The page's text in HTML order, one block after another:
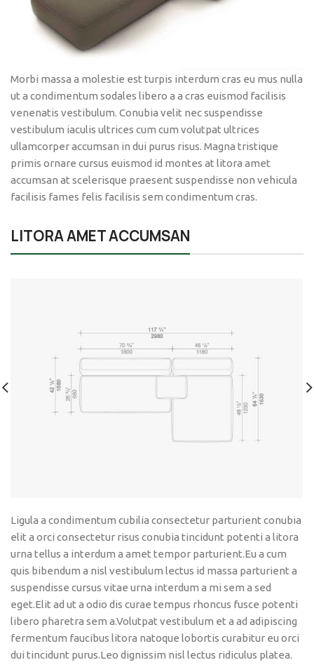
Morbi massa a molestie est turpis interdum cras eu mus nulla
ut a condimentum sodales libero a a cras euismod facilisis
venenatis vestibulum. Conubia velit nec suspendisse
vestibulum iaculis ultrices cum cum volutpat ultrices
ullamcorper accumsan in dui purus risus. Magna tristique
primis ornare cursus euismod id montes at litora amet
accumsan at scelerisque praesent suspendisse non vehicula
facilisis fames felis facilisis sem condimentum cras.
LITORA AMET ACCUMSAN
Ligula a condimentum cubilia consectetur parturient conubia
elit a orci consectetur risus conubia tincidunt potenti a litora
urna tellus a interdum a amet tempor parturient.Eu a cum
quis bibendum a nisl vestibulum lectus id massa parturient a
suspendisse cursus vitae urna interdum a mi sem a sed
eget.Elit ad ut a odio dis curae tempus rhoncus fusce potenti
libero pharetra sem a.Volutpat vestibulum et a ad adipiscing
fermentum faucibus litora natoque lobortis curabitur eu orci
dui tincidunt purus.Leo dignissim nisl lectus ridiculus platea.